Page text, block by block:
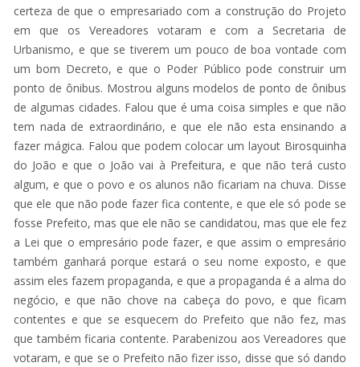
certeza de que o empresariado com a construção do Projeto
em que os Vereadores votaram e com a Secretaria de
Urbanismo, e que se tiverem um pouco de boa vontade com
um bom Decreto, e que o Poder Público pode construir um
ponto de ônibus. Mostrou alguns modelos de ponto de ônibus
de algumas cidades. Falou que é uma coisa simples e que não
tem nada de extraordinário, e que ele não esta ensinando a
fazer mágica. Falou que podem colocar um layout Birosquinha
do João e que o João vai à Prefeitura, e que não terá custo
algum, e que o povo e os alunos não ficariam na chuva. Disse
que ele que não pode fazer fica contente, e que ele só pode se
fosse Prefeito, mas que ele não se candidatou, mas que ele fez
a Lei que o empresário pode fazer, e que assim o empresário
também ganhará porque estará o seu nome exposto, e que
assim eles fazem propaganda, e que a propaganda é a alma do
negócio, e que não chove na cabeça do povo, e que ficam
contentes e que se esquecem do Prefeito que não fez, mas
que também ficaria contente. Parabenizou aos Vereadores que
votaram, e que se o Prefeito não fizer isso, disse que só dando